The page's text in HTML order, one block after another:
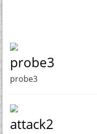
probe3
probe3
attack2